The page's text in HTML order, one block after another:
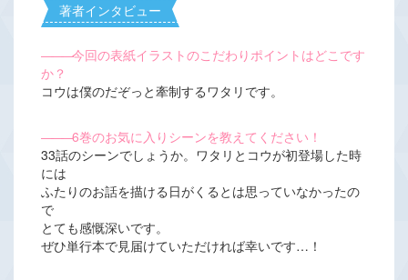
著者インタビュー
―――今回の表紙イラストのこだわりポイントはどこです
か？
コウは僕のだぞっと牽制するワタリです。
―――6巻のお気に入りシーンを教えてください！
33話のシーンでしょうか。ワタリとコウが初登場した時
には
ふたりのお話を描ける日がくるとは思っていなかったの
で
とても感慨深いです。
ぜひ単行本で見届けていただければ幸いです…！